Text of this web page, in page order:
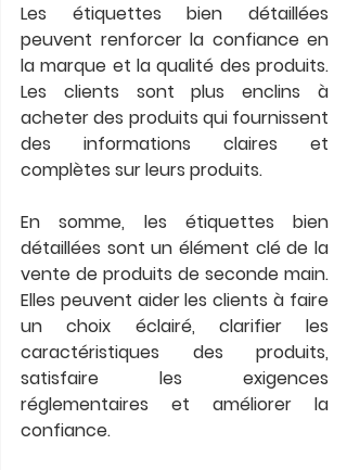
Les étiquettes bien détaillées
peuvent renforcer la confiance en
la marque et la qualité des produits.
Les clients sont plus enclins à
acheter des produits qui fournissent
des informations claires et
complètes sur leurs produits.
En somme, les étiquettes bien
détaillées sont un élément clé de la
vente de produits de seconde main.
Elles peuvent aider les clients à faire
un choix éclairé, clarifier les
caractéristiques des produits,
satisfaire les exigences
réglementaires et améliorer la
confiance.